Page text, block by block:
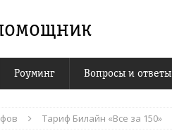
Роуминг Вопросы и ответы
Тариф Билайн «Все за 150»